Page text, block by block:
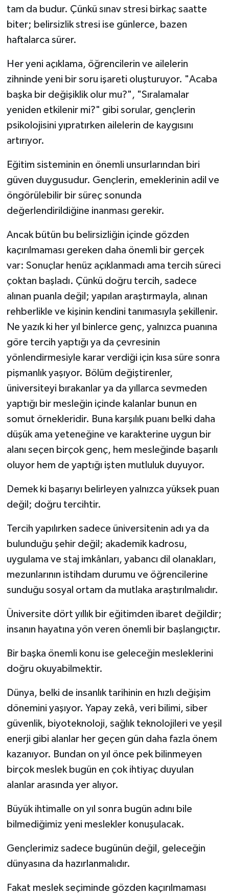
tam da budur. Çünkü sınav stresi birkaç saatte
biter; belirsizlik stresi ise günlerce, bazen
haftalarca sürer.
Her yeni açıklama, öğrencilerin ve ailelerin
zihninde yeni bir soru işareti oluşturuyor. "Acaba
başka bir değişiklik olur mu?", "Sıralamalar
yeniden etkilenir mi?" gibi sorular, gençlerin
psikolojisini yıpratırken ailelerin de kaygısını
artırıyor.
Eğitim sisteminin en önemli unsurlarından biri
güven duygusudur. Gençlerin, emeklerinin adil ve
öngörülebilir bir süreç sonunda
değerlendirildiğine inanması gerekir.
Ancak bütün bu belirsizliğin içinde gözden
kaçırılmaması gereken daha önemli bir gerçek
var: Sonuçlar henüz açıklanmadı ama tercih süreci
çoktan başladı. Çünkü doğru tercih, sadece
alınan puanla değil; yapılan araştırmayla, alınan
rehberlikle ve kişinin kendini tanımasıyla şekillenir.
Ne yazık ki her yıl binlerce genç, yalnızca puanına
göre tercih yaptığı ya da çevresinin
yönlendirmesiyle karar verdiği için kısa süre sonra
pişmanlık yaşıyor. Bölüm değiştirenler,
üniversiteyi bırakanlar ya da yıllarca sevmeden
yaptığı bir mesleğin içinde kalanlar bunun en
somut örnekleridir. Buna karşılık puanı belki daha
düşük ama yeteneğine ve karakterine uygun bir
alanı seçen birçok genç, hem mesleğinde başarılı
oluyor hem de yaptığı işten mutluluk duyuyor.
Demek ki başarıyı belirleyen yalnızca yüksek puan
değil; doğru tercihtir.
Tercih yapılırken sadece üniversitenin adı ya da
bulunduğu şehir değil; akademik kadrosu,
uygulama ve staj imkânları, yabancı dil olanakları,
mezunlarının istihdam durumu ve öğrencilerine
sunduğu sosyal ortam da mutlaka araştırılmalıdır.
Üniversite dört yıllık bir eğitimden ibaret değildir;
insanın hayatına yön veren önemli bir başlangıçtır.
Bir başka önemli konu ise geleceğin mesleklerini
doğru okuyabilmektir.
Dünya, belki de insanlık tarihinin en hızlı değişim
dönemini yaşıyor. Yapay zekâ, veri bilimi, siber
güvenlik, biyoteknoloji, sağlık teknolojileri ve yeşil
enerji gibi alanlar her geçen gün daha fazla önem
kazanıyor. Bundan on yıl önce pek bilinmeyen
birçok meslek bugün en çok ihtiyaç duyulan
alanlar arasında yer alıyor.
Büyük ihtimalle on yıl sonra bugün adını bile
bilmediğimiz yeni meslekler konuşulacak.
Gençlerimiz sadece bugünün değil, geleceğin
dünyasına da hazırlanmalıdır.
Fakat meslek seçiminde gözden kaçırılmaması